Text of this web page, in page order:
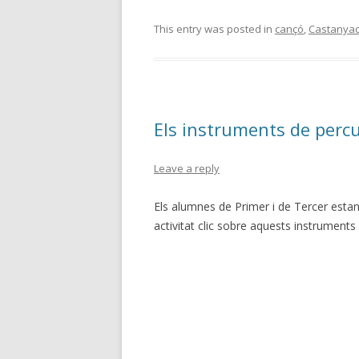
e
k
itt m
ix
This entry was posted in cançó,
Els instruments de
Leave a reply
Els alumnes de Primer i de Tercer
activitat clic sobre aquests instruments